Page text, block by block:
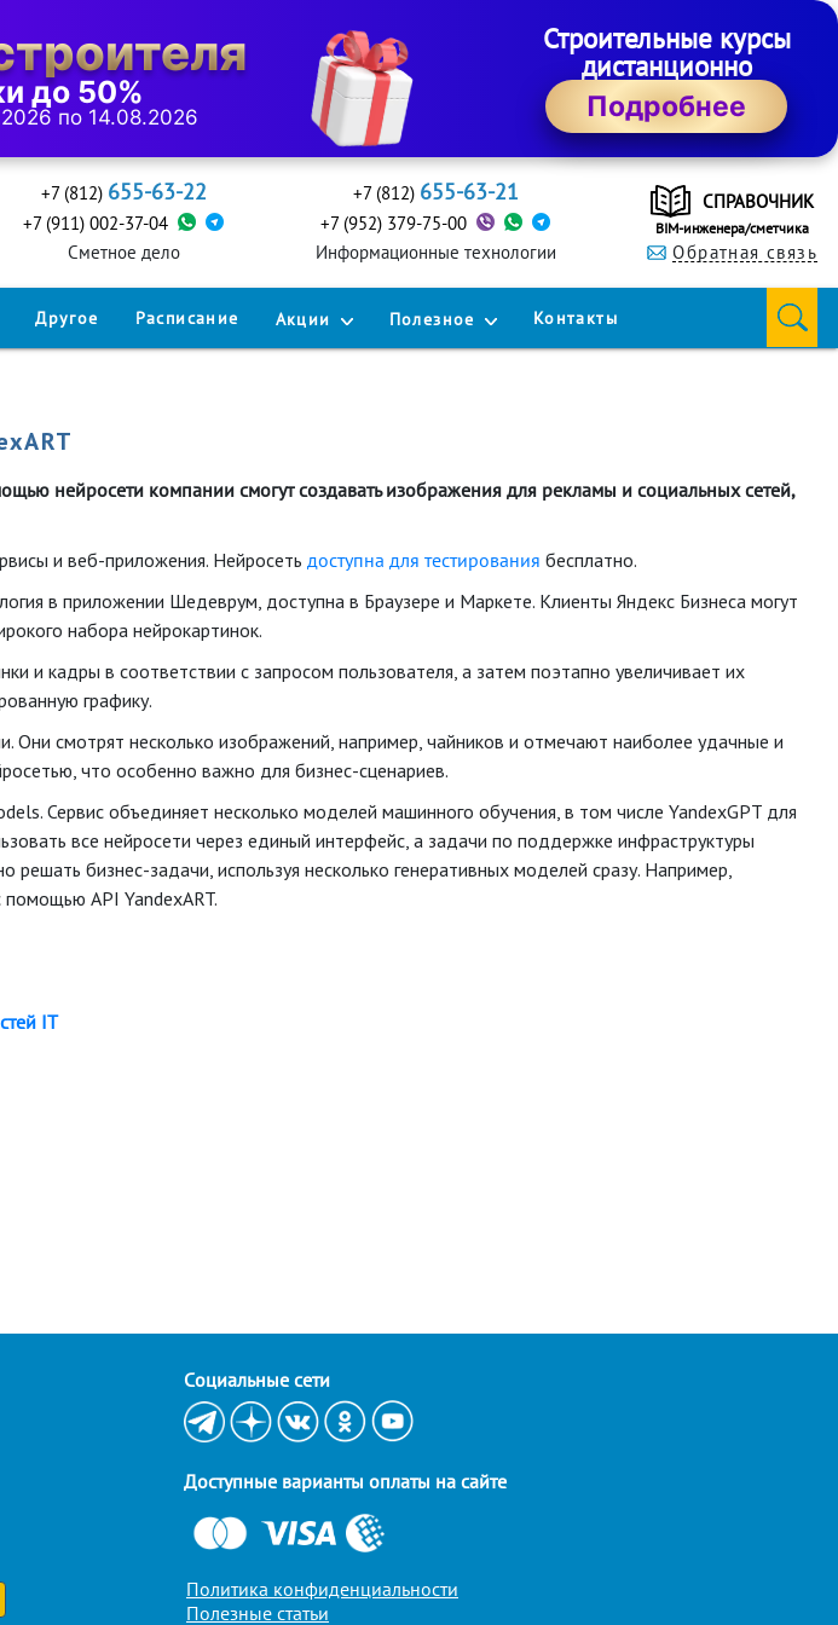
до 50%
по 14.08.2026
Строительные курсы
дистанционно
Подробнее
+7 (812) 655-63-22
+7 (911) 002-37-04
Cметное дело
+7 (812) 655-63-21
+7 (952) 379-75-00
Информационные технологии
СПРАВОЧНИК
BIM-инженера/сметчика
Обратная связь
Другое Расписание Акции Полезное Контакты
нейросети компании смогут создавать изображения для рекламы и социальных сетей,
и веб-приложения. Нейросеть доступна для тестирования бесплатно.
в приложении Шедеврум, доступна в Браузере и Маркете. Клиенты Яндекс Бизнеса могут
набора нейрокартинок.
и кадры в соответствии с запросом пользователя, а затем поэтапно увеличивает их
графику.
Они смотрят несколько изображений, например, чайников и отмечают наиболее удачные и
что особенно важно для бизнес-сценариев.
Сервис объединяет несколько моделей машинного обучения, в том числе YandexGPT для
все нейросети через единый интерфейс, а задачи по поддержке инфраструктуры
бизнес-задачи, используя несколько генеративных моделей сразу. Например,
API YandexART.
IT
Cоциальные сети
Доступные варианты оплаты на сайте
Политика конфиденциальности
Полезные статьи